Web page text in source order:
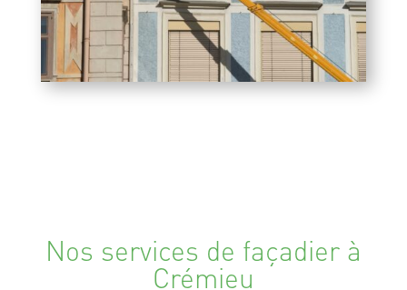
Nos services de façadier à
Crémieu